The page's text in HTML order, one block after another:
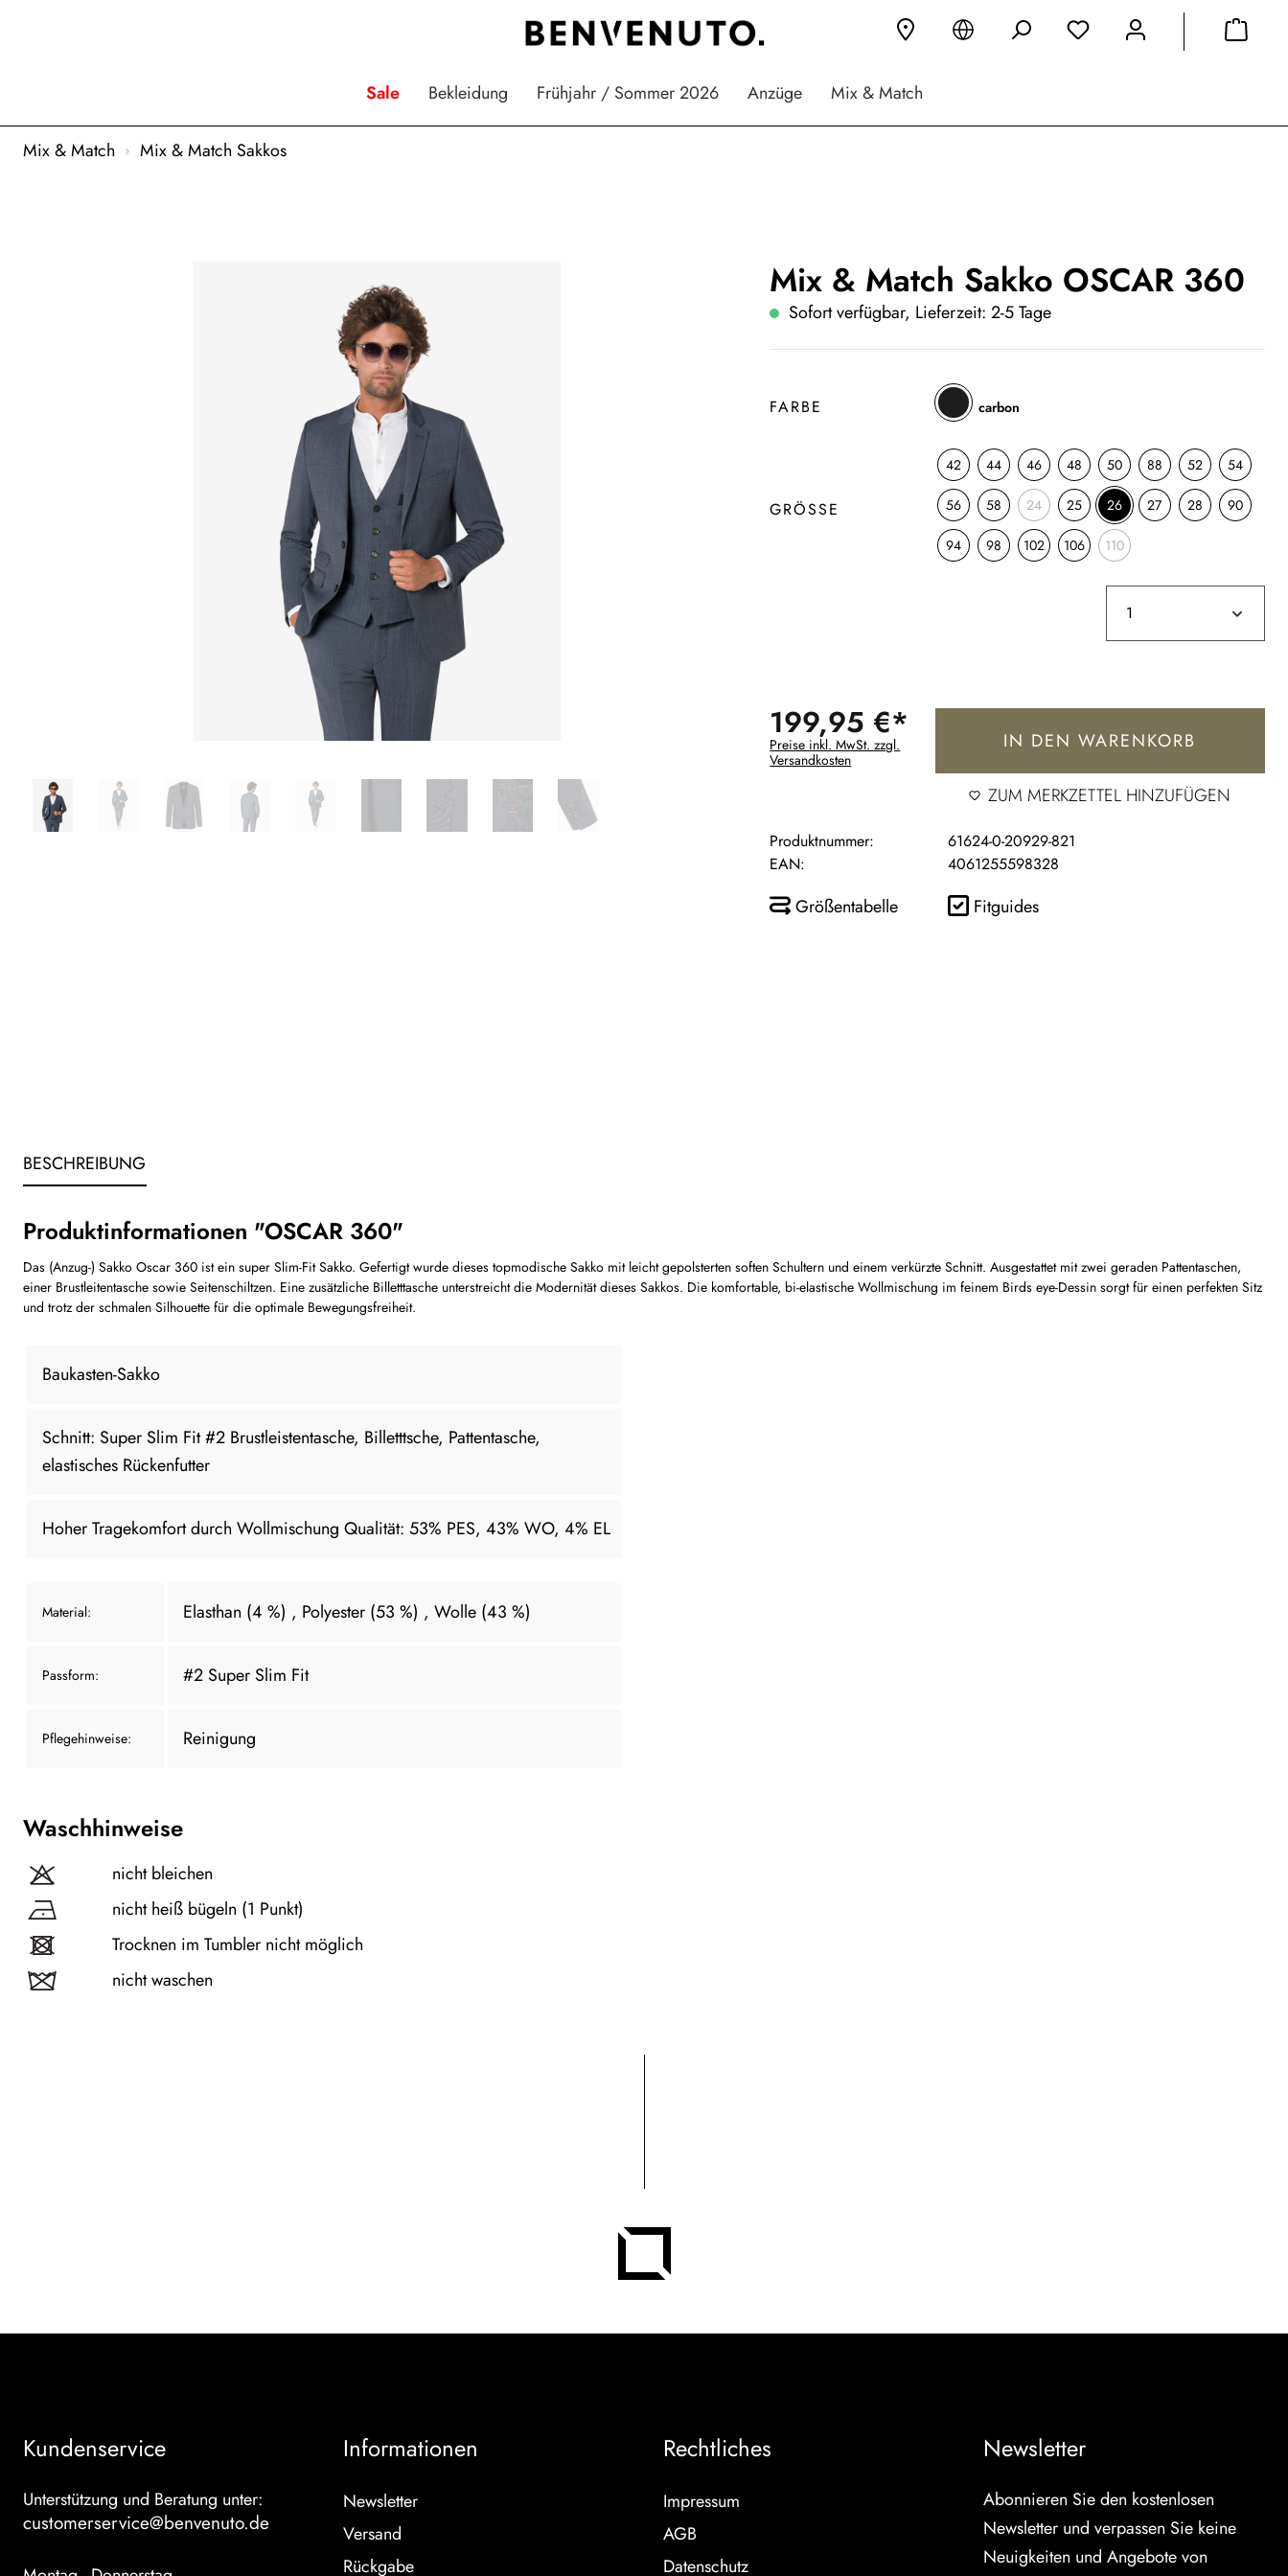
Sale Bekleidung Frühjahr / Sommer 2026 Anzüge Mix & Match
Mix & Match Mix & Match Sakkos
Mix & Match Sakko OSCAR 360
Sofort verfügbar, Lieferzeit: 2-5 Tage
FARBE carbon
GRÖSSE
42 44 46 48 50 88 52 54
56 58 24 25 26 27 28 90
94 98 102 106 110
199,95 €*
Preise inkl. MwSt. zzgl.
Versandkosten
IN DEN WARENKORB
ZUM MERKZETTEL HINZUFÜGEN
Produktnummer:
61624-0-20929-821
EAN:
4061255598328
Größentabelle Fitguides
BESCHREIBUNG
Produktinformationen "OSCAR 360"
Das (Anzug-) Sakko Oscar 360 ist ein super Slim-Fit Sakko. Gefertigt wurde dieses topmodische Sakko mit leicht gepolsterten soften Schultern und einem verkürzte Schnitt. Ausgestattet mit zwei geraden Pattentaschen,
einer Brustleitentasche sowie Seitenschiltzen. Eine zusätzliche Billetttasche unterstreicht die Modernität dieses Sakkos. Die komfortable, bi-elastische Wollmischung im feinem Birds eye-Dessin sorgt für einen perfekten Sitz
und trotz der schmalen Silhouette für die optimale Bewegungsfreiheit.
Baukasten-Sakko
Schnitt: Super Slim Fit #2 Brustleistentasche, Billetttsche, Pattentasche,
elastisches Rückenfutter
Hoher Tragekomfort durch Wollmischung Qualität: 53% PES, 43% WO, 4% EL
Material: Elasthan (4 %) , Polyester (53 %) , Wolle (43 %)
Passform: #2 Super Slim Fit
Pflegehinweise: Reinigung
Waschhinweise
nicht bleichen
nicht heiß bügeln (1 Punkt)
Trocknen im Tumbler nicht möglich
nicht waschen
Kundenservice
Unterstützung und Beratung unter:
customerservice@benvenuto.de
Informationen
Newsletter
Versand
Rückgabe
Rechtliches
Impressum
AGB
Datenschutz
Newsletter
Abonnieren Sie den kostenlosen
Newsletter und verpassen Sie keine
Neuigkeiten und Angebote von